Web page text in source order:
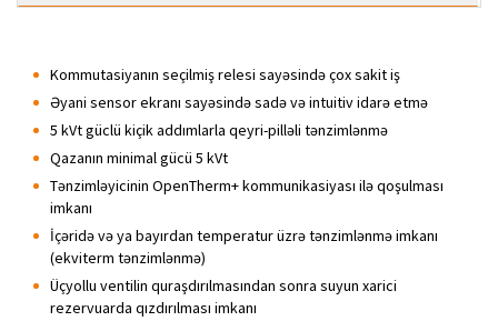
Kommutasiyanın seçilmiş relesi sayəsində çox sakit iş
Əyani sensor ekranı sayəsində sadə və intuitiv idarə etmə
5 kVt güclü kiçik addımlarla qeyri-pilləli tənzimlənmə
Qazanın minimal gücü 5 kVt
Tənzimləyicinin OpenTherm+ kommunikasiyası ilə qoşulması
imkanı
İçəridə və ya bayırdan temperatur üzrə tənzimlənmə imkanı
(ekviterm tənzimlənmə)
Üçyollu ventilin quraşdırılmasından sonra suyun xarici
rezervuarda qızdırılması imkanı